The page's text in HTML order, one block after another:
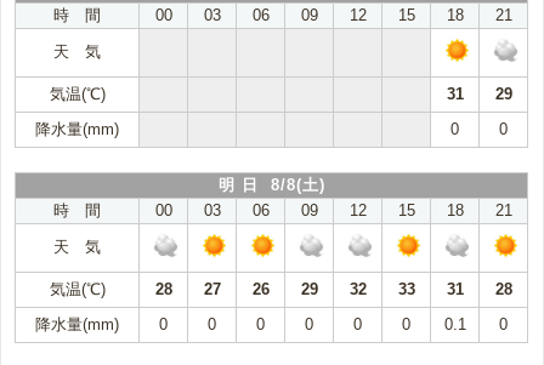
時 間
00 03 06 09 12 15 18
21
天 気
気温(℃) 31
29
降水量(mm)
0 0
明 日 8/8(土)
時 間
00 03 06 09 12 15 18
21
天 気
気温(℃) 28 27 26 29 32 33 31
28
降水量(mm)
0 0 0 0 0 0 0.1 0